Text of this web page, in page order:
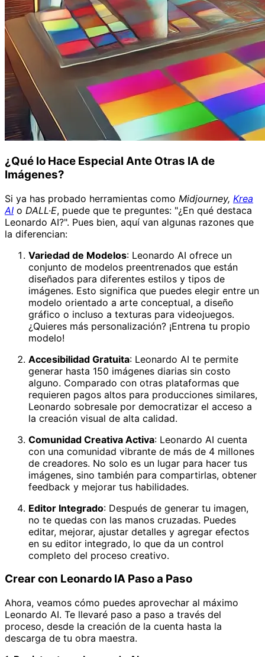
¿Qué lo Hace Especial Ante Otras IA de
Imágenes?
Si ya has probado herramientas como Midjourney, Krea
AI o DALL·E, puede que te preguntes: "¿En qué destaca
Leonardo AI?". Pues bien, aquí van algunas razones que
la diferencian:
Variedad de Modelos: Leonardo AI ofrece un
conjunto de modelos preentrenados que están
diseñados para diferentes estilos y tipos de
imágenes. Esto significa que puedes elegir entre un
modelo orientado a arte conceptual, a diseño
gráfico o incluso a texturas para videojuegos.
¿Quieres más personalización? ¡Entrena tu propio
modelo!
Accesibilidad Gratuita: Leonardo AI te permite
generar hasta 150 imágenes diarias sin costo
alguno. Comparado con otras plataformas que
requieren pagos altos para producciones similares,
Leonardo sobresale por democratizar el acceso a
la creación visual de alta calidad.
Comunidad Creativa Activa: Leonardo AI cuenta
con una comunidad vibrante de más de 4 millones
de creadores. No solo es un lugar para hacer tus
imágenes, sino también para compartirlas, obtener
feedback y mejorar tus habilidades.
Editor Integrado: Después de generar tu imagen,
no te quedas con las manos cruzadas. Puedes
editar, mejorar, ajustar detalles y agregar efectos
en su editor integrado, lo que da un control
completo del proceso creativo.
Crear con Leonardo IA Paso a Paso
Ahora, veamos cómo puedes aprovechar al máximo
Leonardo AI. Te llevaré paso a paso a través del
proceso, desde la creación de la cuenta hasta la
descarga de tu obra maestra.